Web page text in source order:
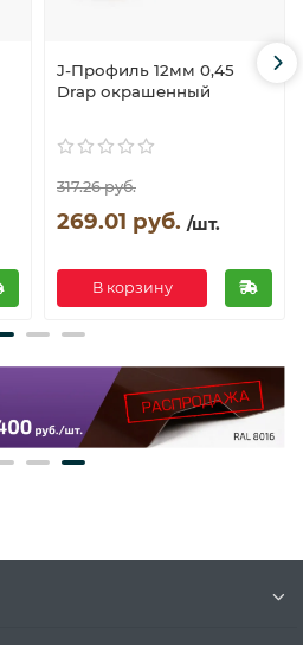
J-Профиль 12мм 0,45
Drap окрашенный
317.26 руб.
269.01 руб. /шт.
В корзину